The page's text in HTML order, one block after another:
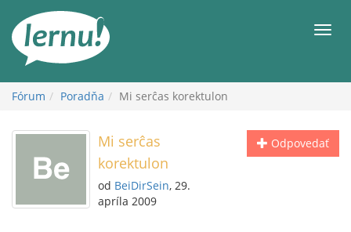
obsah
Fórum Poradňa Mi serĉas korektulon
Odpovedať
Mi serĉas
korektulon
od BeiDirSein, 29.
apríla 2009